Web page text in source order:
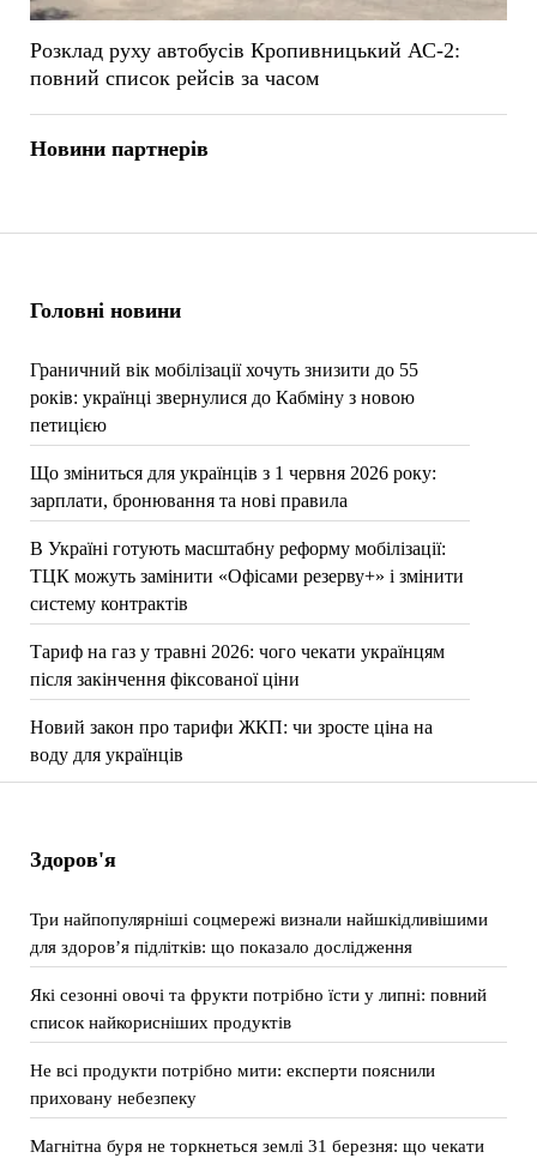
Головні новини
Граничний вік мобілізації хочуть знизити до 55
років: українці звернулися до Кабміну з новою
петицією
Що зміниться для українців з 1 червня 2026 року:
зарплати, бронювання та нові правила
В Україні готують масштабну реформу мобілізації:
ТЦК можуть замінити «Офісами резерву+» і змінити
систему контрактів
Тариф на газ у травні 2026: чого чекати українцям
після закінчення фіксованої ціни
Новий закон про тарифи ЖКП: чи зросте ціна на
воду для українців
Розклад руху автобусів Кропивницький АС-2:
повний список рейсів за часом
Новини партнерів
Здоров'я
Три найпопулярніші соцмережі визнали найшкідливішими
для здоров’я підлітків: що показало дослідження
Які сезонні овочі та фрукти потрібно їсти у липні: повний
список найкорисніших продуктів
Не всі продукти потрібно мити: експерти пояснили
приховану небезпеку
Магнітна буря не торкнеться землі 31 березня: що чекати